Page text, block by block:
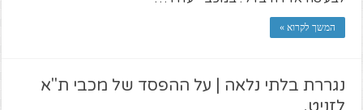
המשך לקרוא »
נגררת בלתי נלאה | על ההפסד של מכבי ת"א